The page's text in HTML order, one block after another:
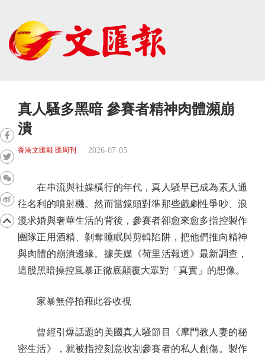
真人騷多黑暗 參賽者精神肉體瀕崩
潰
香港文匯報 匯周刊 2026-07-05
在串流與社媒橫行的年代，真人騷早已成為素人通
往名利的噴射機。然而當鏡頭對準那些戲劇性爭吵、浪
漫求婚與奢華生活的背後，參賽者卻愈來愈多指控製作
團隊正用酒精、剝奪睡眠與剪輯陷阱，把他們推向精神
與肉體的崩潰邊緣。據美媒《荷里活報道》最新調查，
這股黑暗操控風暴正徹底顛覆大眾對「真實」的想像。
家暴無停拍藉此谷收視
曾經引爆話題的美國真人騷節目《摩門教人妻的秘
密生活》，就被指控刻意收割參賽者的私人創傷。製作